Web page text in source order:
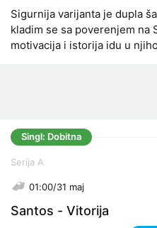
Sigurnija varijanta je dupla
kladim se sa poverenjem na
motivacija i istorija idu u
Singl: Dobitna
Serija A
01:00/31 maj
Santos - Vitorija